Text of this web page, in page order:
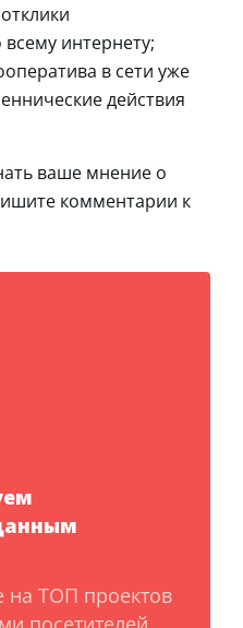
интернету;
в сети уже
действия
ваше мнение о
комментарии к
на ТОП проектов